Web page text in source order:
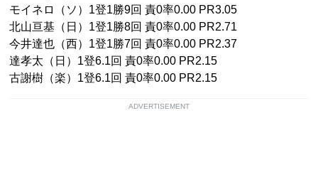
モイネロ（ソ）1登1勝9回 責0率0.00 PR3.05
北山亘基（日）1登1勝8回 責0率0.00 PR2.71
今井達也（西）1登1勝7回 責0率0.00 PR2.37
達孝太（日）1登6.1回 責0率0.00 PR2.15
古謝樹（楽）1登6.1回 責0率0.00 PR2.15
ADVERTISEMENT